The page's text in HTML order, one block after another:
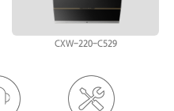
CXW-220-C529